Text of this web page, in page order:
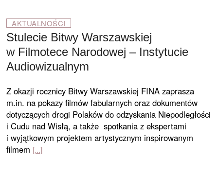
AKTUALNOŚCI
Stulecie Bitwy Warszawskiej
w Filmotece Narodowej – Instytucie
Audiowizualnym
Z okazji rocznicy Bitwy Warszawskiej FINA zaprasza
m.in. na pokazy filmów fabularnych oraz dokumentów
dotyczących drogi Polaków do odzyskania Niepodległości
i Cudu nad Wisłą, a także spotkania z ekspertami
i wyjątkowym projektem artystycznym inspirowanym
filmem